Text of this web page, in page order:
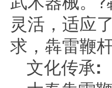
灵活，适应
求，犇雷鞭
文化传承: